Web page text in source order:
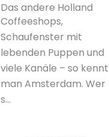
Das andere Holland
Coffeeshops,
Schaufenster mit
lebenden Puppen und
viele Kanäle – so kennt
man Amsterdam. Wer
s…